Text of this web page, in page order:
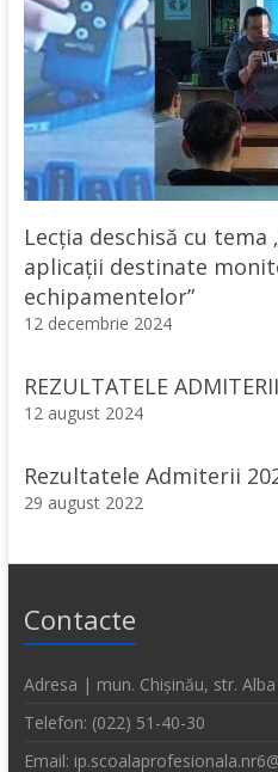
Lecţia deschisă cu tema
aplicații destinate
echipamentelor”
12 decembrie 2024
REZULTATELE
12 august 2024
Rezultatele Admiterii
29 august 2022
Contacte
Adresa | mun. Chișinău, str.
Telefon: (022) 51-40-30
Email: